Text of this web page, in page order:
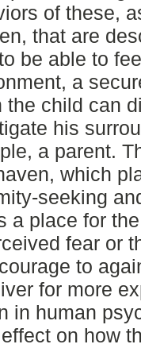
of these,
that are
be able to
a
the child can
his
a parent.
which
seeking
a place for
fear or
to
for more
in human
on how